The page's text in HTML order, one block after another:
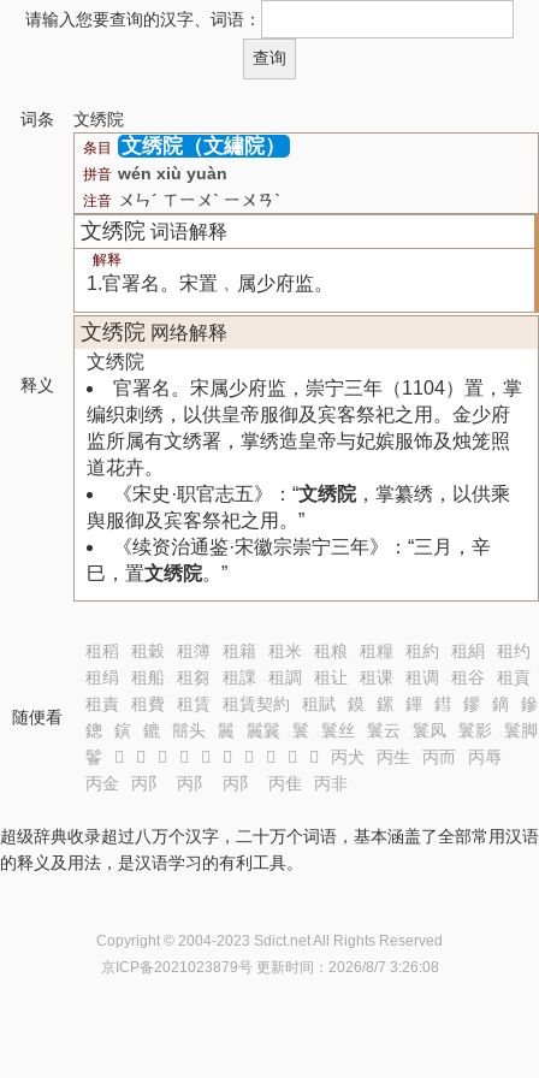
请输入您要查询的汉字、词语：
词条 文绣院
释义
条目 文绣院（文繡院）
拼音 wén xiù yuàn
注音 ㄨㄣˊ ㄒㄧㄨˋ ㄧㄨㄢˋ
文绣院 词语解释
解释
1.官署名。宋置﹐属少府监。
文绣院 网络解释
文绣院
官署名。宋属少府监，崇宁三年（1104）置，掌
编织刺绣，以供皇帝服御及宾客祭祀之用。金少府
监所属有文绣署，掌绣造皇帝与妃嫔服饰及烛笼照
道花卉。
《宋史·职官志五》：“文绣院，掌纂绣，以供乘
舆服御及宾客祭祀之用。”
《续资治通鉴·宋徽宗崇宁三年》：“三月，辛
巳，置文绣院。”
随便看
租稻 租穀 租簿 租籍 租米 租粮 租糧 租約 租絹
租约
租绢
租船 租芻 租課 租調 租让 租课 租调 租谷
租貢
租責
租費 租賃 租賃契約 租賦 鏌 鏍 鏎 鏏 鏐 鏑
鏒
鏓
鏔 鏕 鬝头 鬞 鬞鬤 鬟 鬟丝 鬟云 鬟凤 鬟影
鬟脚
鬠
𬶲 𬶳 𬶴 𬶵 𬶶 𬶷 𬶸 𬶹 𬶺 𬶻 丙犬 丙生 丙而
丙辱
丙金
丙阝 丙阝 丙阝 丙隹 丙非
超级辞典收录超过八万个汉字，二十万个词语，基本涵盖了全部常用汉语
的释义及用法，是汉语学习的有利工具。
Copyright © 2004-2023 Sdict.net All Rights Reserved
京ICP备2021023879号更新时间：2026/8/7 3:26:08